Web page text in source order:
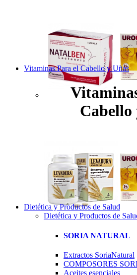
Vitaminas Para el Cabello y Uñas
Cabello
Dietética y Productos de Salud
Dietética y Productos de
SORIA NATURAL
Extractos SoriaNatural
COMPOSORES
Aceites esenciales